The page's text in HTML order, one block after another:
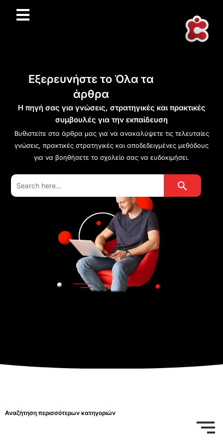
Εξερευνήστε το Όλα τα
άρθρα
Η πηγή σας για γνώσεις, στρατηγικές και πρακτικές
συμβουλές για την εκπαίδευση
Βυθιστείτε στα άρθρα μας για να ανακαλύψετε τις τελευταίες
γνώσεις, πρακτικές στρατηγικές και αποδεδειγμένες μεθόδους
για να βοηθήσετε το σχολείο σας να ευδοκιμήσει.
Search
for:
Search Button
Αναζήτηση περισσότερων κατηγοριών